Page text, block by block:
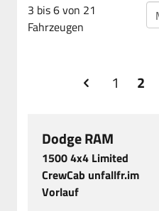
3 bis 6 von 21
Fahrzeugen
1 2
Dodge RAM
1500 4x4 Limited
CrewCab unfallfr.im
Vorlauf